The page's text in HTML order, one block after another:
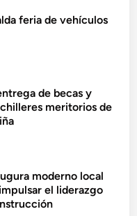
feria de vehículos
de becas y
meritorios de
moderno local
el liderazgo